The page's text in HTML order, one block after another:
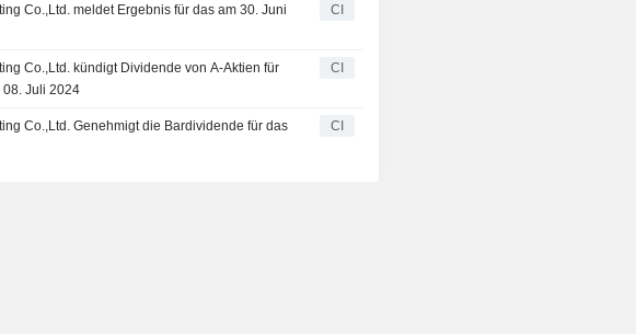
Co.,Ltd. meldet Ergebnis für das am 30. Juni
CI
Co.,Ltd. kündigt Dividende von A-Aktien für
08. Juli 2024
CI
Co.,Ltd. Genehmigt die Bardividende für das
CI